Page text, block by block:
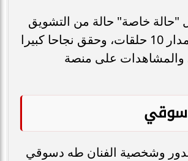
خاصة" حالة من التشويق
للجمهور على مدار 10 حلقات، وحقق نجاحا كبيرا
والمشاهدات على منصة
وشخصية الفنان طه دسوقي